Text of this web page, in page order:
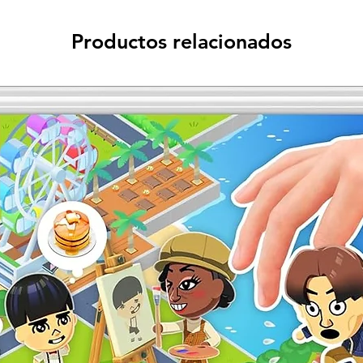
Productos relacionados